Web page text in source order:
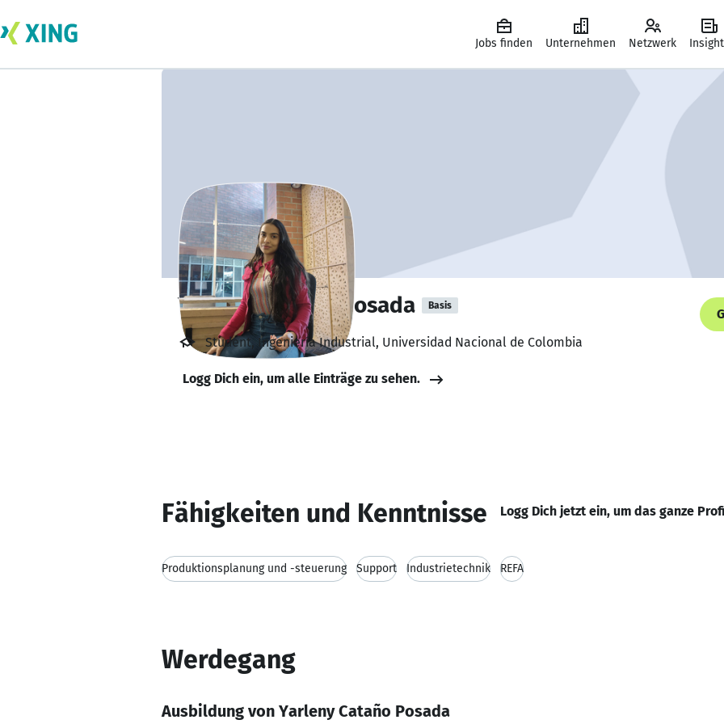
Jobs finden Unternehmen Netzwerk
Yarleny Cataño Posada Basis
Student, Ingeniería Industrial, Universidad Nacional de Colombia
Logg Dich ein, um alle Einträge zu sehen.
Fähigkeiten und Kenntnisse Logg Dich jetzt ein, um das ganze
Produktionsplanung und -steuerung Support Industrietechnik REFA
Werdegang
Ausbildung von Yarleny Cataño Posada